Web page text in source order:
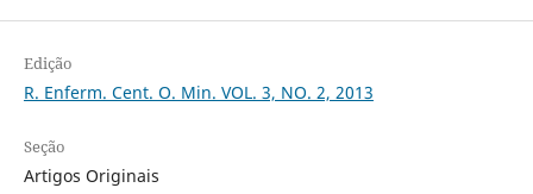
Edição
R. Enferm. Cent. O. Min. VOL. 3, NO. 2, 2013
Seção
Artigos Originais